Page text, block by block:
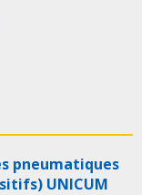
pneumatiques
UNICUM